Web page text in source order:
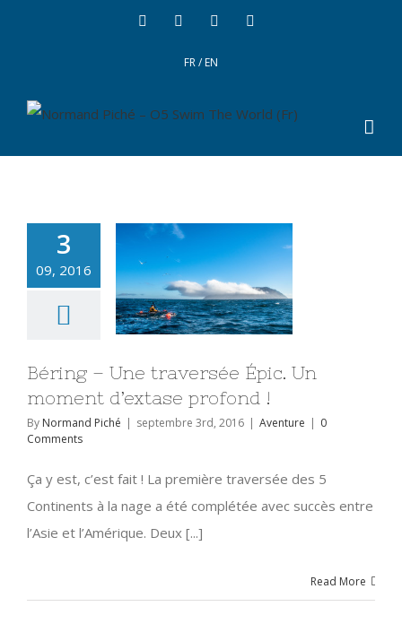
FR/EN
3
09, 2016
Béring – Une traversée Épic. Un
moment d’extase profond !
By Normand Piché | septembre 3rd, 2016 | Aventure | 0
Comments
Ça y est, c’est fait ! La première traversée des 5
Continents à la nage a été complétée avec succès entre
l’Asie et l’Amérique. Deux [...]
Read More